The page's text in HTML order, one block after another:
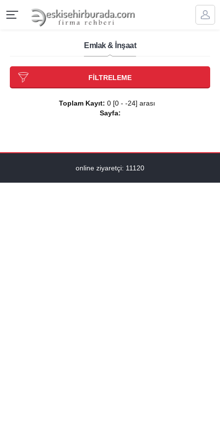
Emlak & İnşaat
FİLTRELEME
Toplam Kayıt: 0 [0 - -24] arası
Sayfa:
online ziyaretçi: 11120